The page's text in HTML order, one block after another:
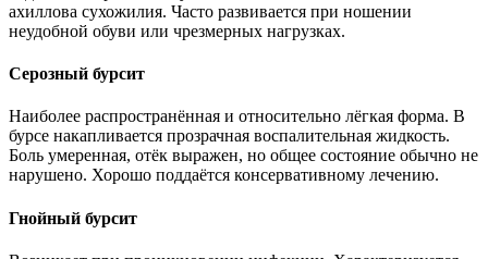
ахиллова сухожилия. Часто развивается при ношении
неудобной обуви или чрезмерных нагрузках.
Серозный бурсит
Наиболее распространённая и относительно лёгкая форма. В
бурсе накапливается прозрачная воспалительная жидкость.
Боль умеренная, отёк выражен, но общее состояние обычно не
нарушено. Хорошо поддаётся консервативному лечению.
Гнойный бурсит